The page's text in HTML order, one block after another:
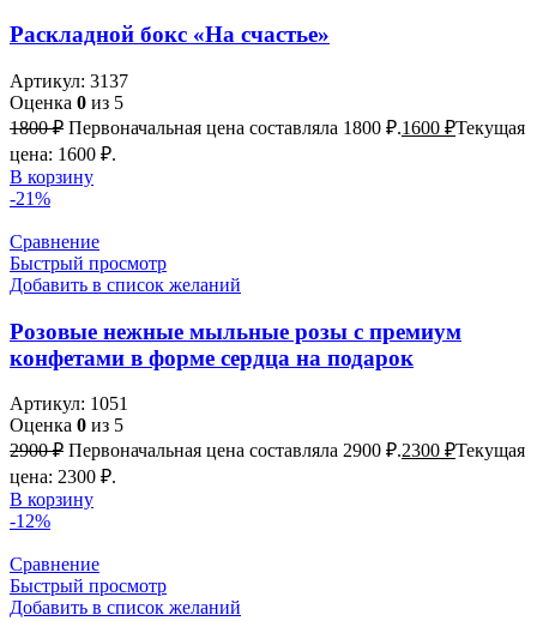
Раскладной бокс «На счастье»
Артикул: 3137
Оценка 0 из 5
1800₽ Первоначальная цена составляла 1800 ₽.1600 ₽Текущая
цена: 1600 ₽.
В корзину
-21%
Сравнение
Быстрый просмотр
Добавить в список желаний
Розовые нежные мыльные розы с премиум
конфетами в форме сердца на подарок
Артикул: 1051
Оценка 0 из 5
2900₽ Первоначальная цена составляла 2900 ₽.2300 ₽Текущая
цена: 2300 ₽.
В корзину
-12%
Сравнение
Быстрый просмотр
Добавить в список желаний